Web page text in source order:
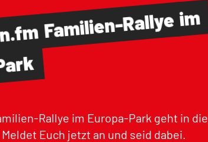
Familien-Rallyeim
Rallye im Europa-Park geht in die
Euch jetzt an und seid dabei.